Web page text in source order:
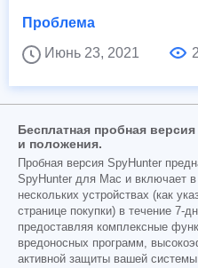
Проблема
Июнь 23, 2021
Бесплатная пробная
и положения.
Пробная версия SpyHunter
SpyHunter для Mac и включает
нескольких устройствах (как
странице покупки) в течение 7-
предоставляя комплексные
вредоносных программ,
активной защиты вашей